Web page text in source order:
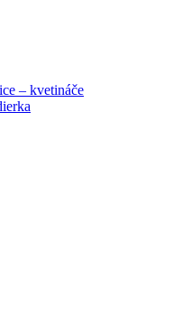
– kvetináče